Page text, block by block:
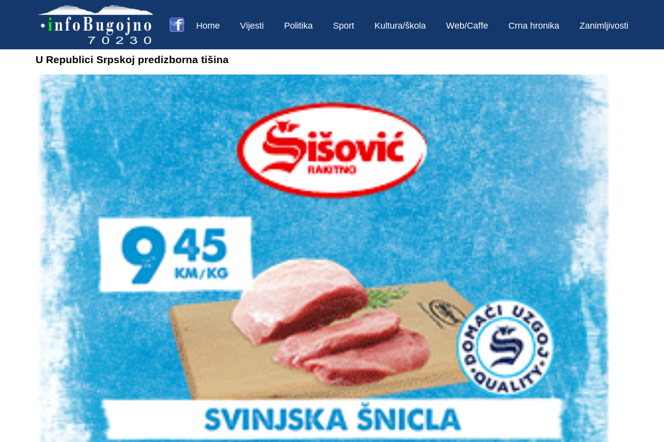
Home Vijesti Politika Sport Kultura/škola Web/Caffe Crna hronika Zanimljivosti
U Republici Srpskoj predizborna tišina